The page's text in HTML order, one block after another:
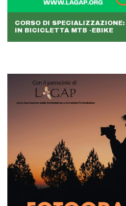
CORSO DI
IN BICICLETTA MTB -EBIKE